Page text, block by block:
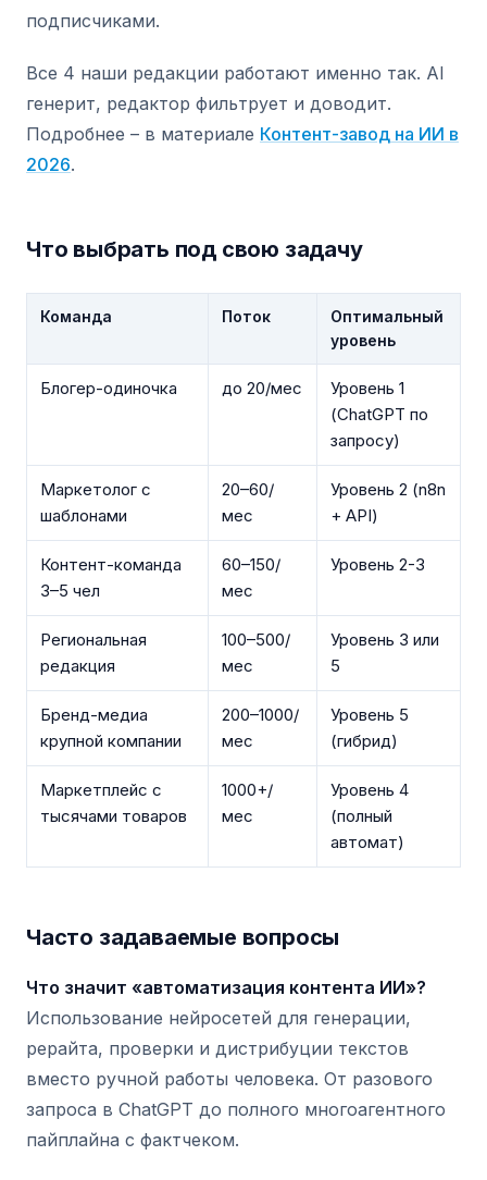
подписчиками.
Все 4 наши редакции работают именно так. AI
генерит, редактор фильтрует и доводит.
Подробнее – в материале Контент-завод на ИИ в
2026.
Что выбрать под свою задачу
Команда Поток
Оптимальный
уровень
Блогер-одиночка до 20/мес
Уровень 1
(ChatGPT по
запросу)
Маркетолог с
шаблонами
20–60/
мес
Уровень 2 (n8n
+ API)
Контент-команда
3–5 чел
60–150/
мес
Уровень 2-3
Региональная
редакция
100–500/
мес
Уровень 3 или
5
Бренд-медиа
крупной компании
200–1000/
мес
Уровень 5
(гибрид)
Маркетплейс с
тысячами товаров
1000+/
мес
Уровень 4
(полный
автомат)
Часто задаваемые вопросы
Что значит «автоматизация контента ИИ»?
Использование нейросетей для генерации,
рерайта, проверки и дистрибуции текстов
вместо ручной работы человека. От разового
запроса в ChatGPT до полного многоагентного
пайплайна с фактчеком.